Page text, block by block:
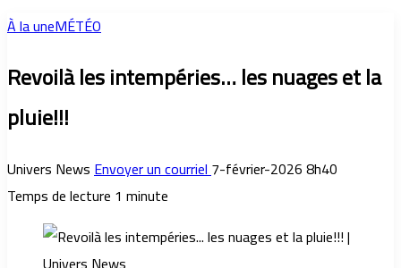
À la uneMÉTÉO
Revoilà les intempéries… les nuages et la
pluie!!!
Univers NewsEnvoyer un courriel7-février-2026 8h40
Temps de lecture 1 minute